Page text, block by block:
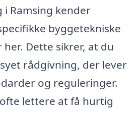
Ramsing kender
byggetekniske
Dette sikrer, at du
rådgivning, der lever
og reguleringer.
lettere at få hurtig